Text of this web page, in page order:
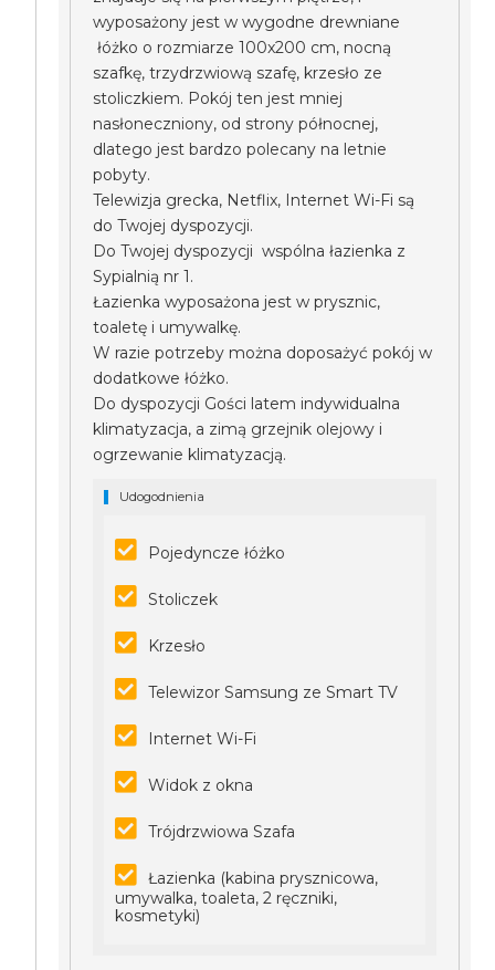
wyposażony jest w wygodne drewniane
łóżko o rozmiarze 100x200 cm, nocną
szafkę, trzydrzwiową szafę, krzesło ze
stoliczkiem. Pokój ten jest mniej
nasłoneczniony, od strony północnej,
dlatego jest bardzo polecany na letnie
pobyty.
Telewizja grecka, Netflix, Internet Wi-Fi są
do Twojej dyspozycji.
Do Twojej dyspozycji wspólna łazienka z
Sypialnią nr 1.
Łazienka wyposażona jest w prysznic,
toaletę i umywalkę.
W razie potrzeby można doposażyć pokój w
dodatkowe łóżko.
Do dyspozycji Gości latem indywidualna
klimatyzacja, a zimą grzejnik olejowy i
ogrzewanie klimatyzacją.
Udogodnienia
Pojedyncze łóżko
Stoliczek
Krzesło
Telewizor Samsung ze Smart TV
Internet Wi-Fi
Widok z okna
Trójdrzwiowa Szafa
Łazienka (kabina prysznicowa,
umywalka, toaleta, 2 ręczniki,
kosmetyki)